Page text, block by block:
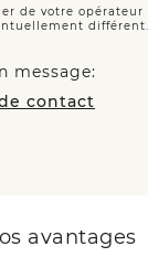
de votre
différent.
message:
contact
avantages